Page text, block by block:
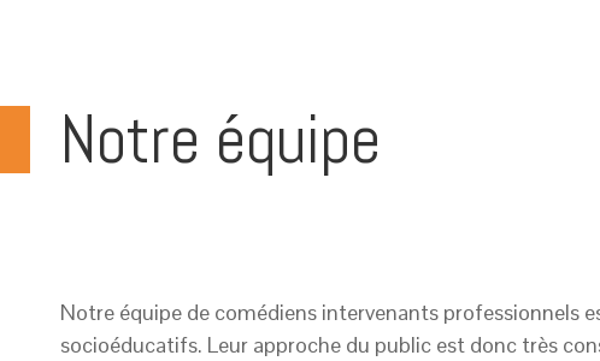
Notre équipe
Notre équipe de comédiens intervenants professionnels
socioéducatifs. Leur approche du public est donc très